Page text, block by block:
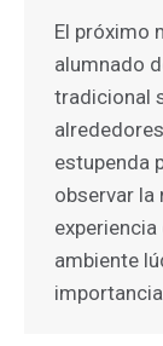
El próximo
alumnado
tradicional
estupenda
observar la
ambiente
importancia…